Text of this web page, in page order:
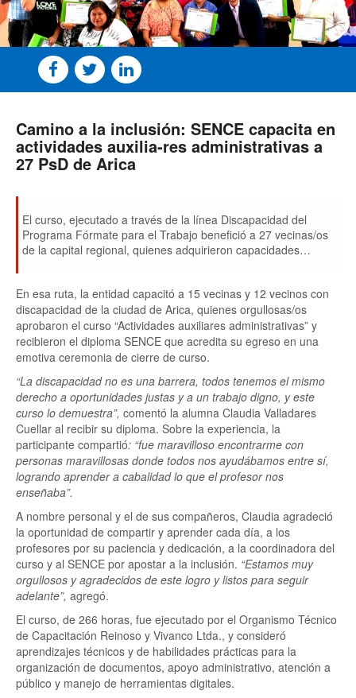
Camino a la inclusión: SENCE capacita en
actividades auxilia-res administrativas a
27 PsD de Arica
El curso, ejecutado a través de la línea Discapacidad del
Programa Fórmate para el Trabajo benefició a 27 vecinas/os
de la capital regional, quienes adquirieron capacidades
En esa ruta, la entidad capacitó a 15 vecinas y 12 vecinos con
discapacidad de la ciudad de Arica, quienes orgullosas/os
aprobaron el curso “Actividades auxiliares administrativas” y
recibieron el diploma SENCE que acredita su egreso en una
emotiva ceremonia de cierre de curso.
“La discapacidad no es una barrera, todos tenemos el mismo
derecho a oportunidades justas y a un trabajo digno, y este
curso lo demuestra”, comentó la alumna Claudia Valladares
Cuellar al recibir su diploma. Sobre la experiencia, la
participante compartió: “fue maravilloso encontrarme con
personas maravillosas donde todos nos ayudábamos entre sí,
logrando aprender a cabalidad lo que el profesor nos
enseñaba”.
A nombre personal y el de sus compañeros, Claudia agradeció
la oportunidad de compartir y aprender cada día, a los
profesores por su paciencia y dedicación, a la coordinadora del
curso y al SENCE por apostar a la inclusión. “Estamos muy
orgullosos y agradecidos de este logro y listos para seguir
adelante”, agregó.
El curso, de 266 horas, fue ejecutado por el Organismo Técnico
de Capacitación Reinoso y Vivanco Ltda., y consideró
aprendizajes técnicos y de habilidades prácticas para la
organización de documentos, apoyo administrativo, atención a
público y manejo de herramientas digitales.